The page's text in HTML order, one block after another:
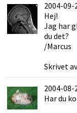
2004-09-
Hej!
Jag har
du det?
/Marcus
Skrivet
2004-08-
Har du